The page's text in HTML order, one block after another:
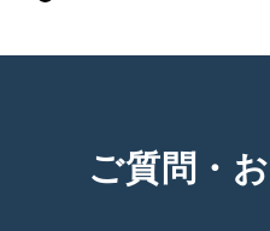
ご質問・